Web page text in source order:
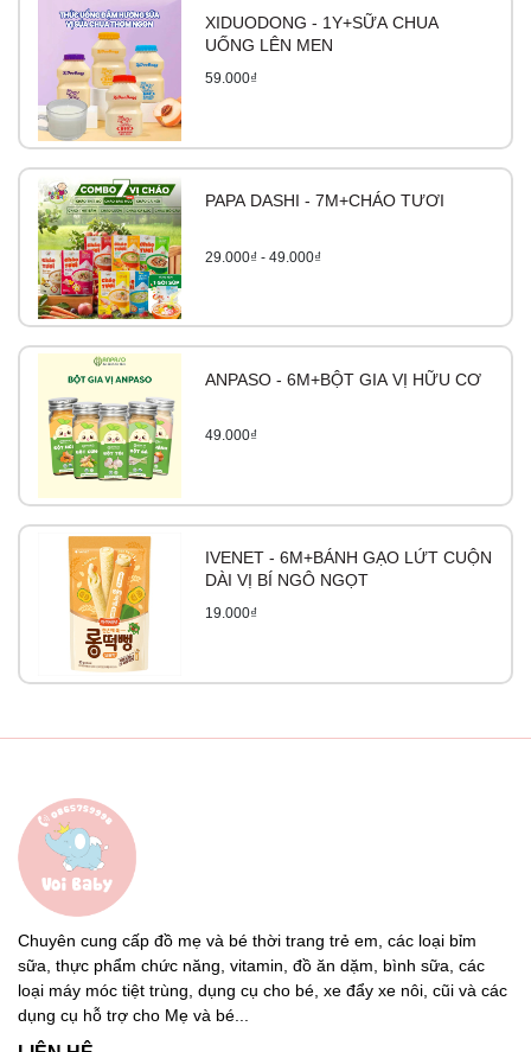
XIDUODONG - 1Y+SỮA CHUA
UỐNG LÊN MEN
59.000₫
PAPA DASHI - 7M+CHÁO TƯƠI
29.000₫ - 49.000₫
ANPASO - 6M+BỘT GIA VỊ HỮU CƠ
49.000₫
IVENET - 6M+BÁNH GẠO LỨT CUỘN
DÀI VỊ BÍ NGÔ NGỌT
19.000₫
Chuyên cung cấp đồ mẹ và bé thời trang trẻ em, các loại bỉm
sữa, thực phẩm chức năng, vitamin, đồ ăn dặm, bình sữa, các
loại máy móc tiệt trùng, dụng cụ cho bé, xe đẩy xe nôi, cũi và các
dụng cụ hỗ trợ cho Mẹ và bé...